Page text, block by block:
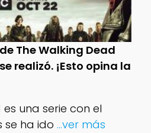
The Walking Dead
realizó. ¡Esto opina la
una serie con el
se ha ido ...ver más